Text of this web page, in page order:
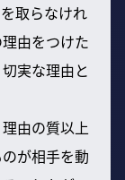
取らなけれ
由をつけた
実な理由と
由の質以上
が相手を動